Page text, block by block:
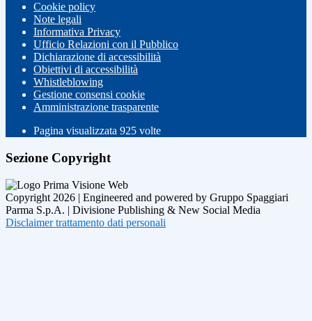
Cookie policy
Note legali
Informativa Privacy
Ufficio Relazioni con il Pubblico
Dichiarazione di accessibilità
Obiettivi di accessibilità
Whistleblowing
Gestione consensi cookie
Amministrazione trasparente
Pagina visualizzata 925 volte
Sezione Copyright
Copyright 2026 | Engineered and powered by Gruppo Spaggiari
Parma S.p.A. | Divisione Publishing & New Social Media
Disclaimer trattamento dati personali